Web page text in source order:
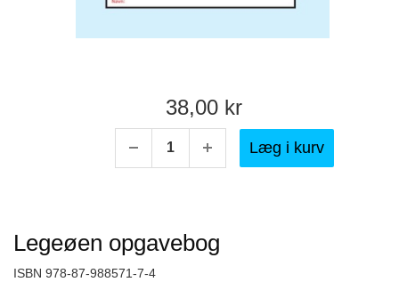
38,00 kr
Læg i kurv
Legeøen opgavebog
ISBN 978-87-988571-7-4